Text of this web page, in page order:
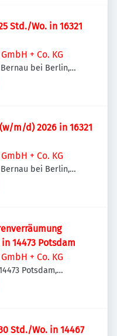
Std./Wo. in 16321
+ Co. KG
Bernau bei Berlin,
m/d) 2026 in 16321
+ Co. KG
Bernau bei Berlin,
14473 Potsdam
+ Co. KG
Potsdam,
Std./Wo. in 14467